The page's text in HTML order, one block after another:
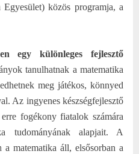
közös programja, a
egy különleges fejlesztő
tanulhatnak a matematika
meg játékos, könnyed
Az ingyenes készségfejlesztő
fogékony fiatalok számára
tudományának alapjait. A
a matematika áll, elsősorban a